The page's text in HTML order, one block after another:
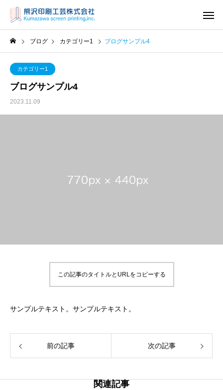
ブログ カテゴリー1 ブログサンプル4
カテゴリー1
ブログサンプル4
2023.11.09
この記事のタイトルとURLをコピーする
サンプルテキスト。サンプルテキスト。
前の記事 次の記事
関連記事